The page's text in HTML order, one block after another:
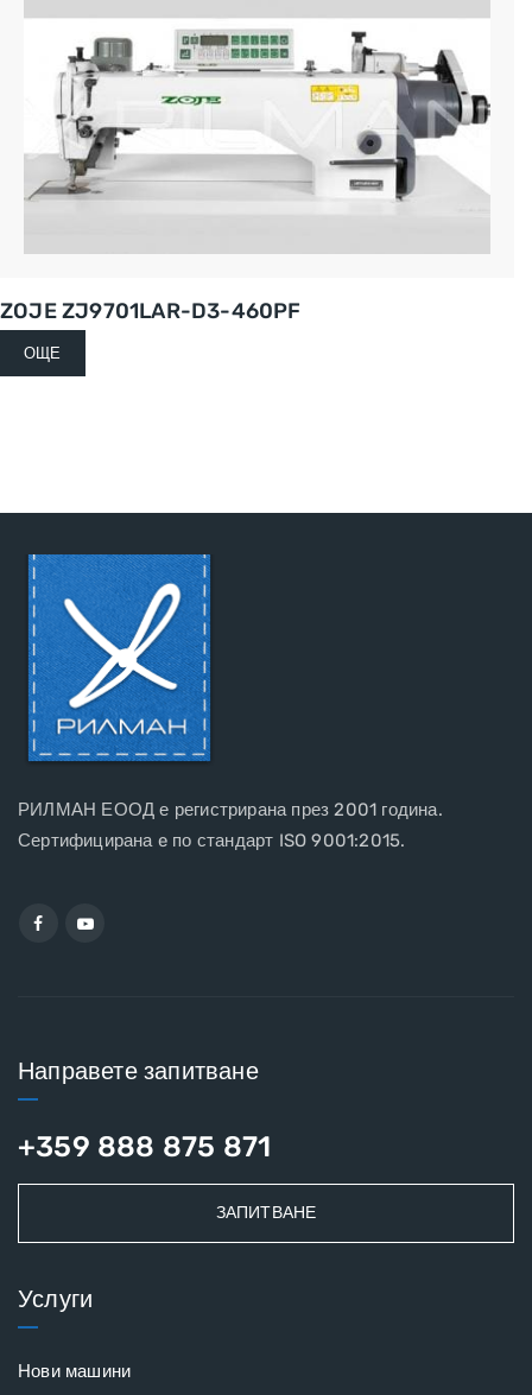
ZOJE ZJ9701LAR-D3-460PF
ОЩЕ
РИЛМАН ЕООД е регистрирана през 2001 година.
Сертифицирана e по стандарт ISO 9001:2015.
Направете запитване
+359 888 875 871
ЗАПИТВАНЕ
Услуги
Нови машини